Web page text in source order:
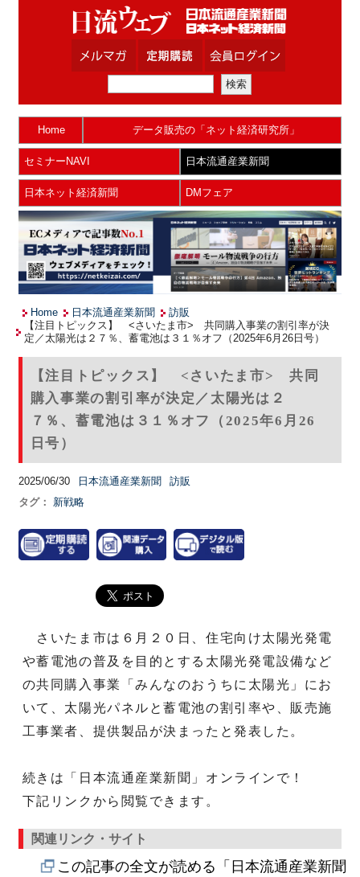
Home データ販売の「ネット経済研究所」
セミナーNAVI 日本流通産業新聞
日本ネット経済新聞 DMフェア
Home 日本流通産業新聞
訪販
【注目トピックス】 <さいたま市> 共同購入事業の割引率が決
定／太陽光は２７％、蓄電池は３１％オフ（2025年6月26日号）
【注目トピックス】 <さいたま市> 共同
購入事業の割引率が決定／太陽光は２
７％、蓄電池は３１％オフ（2025年6月26
日号）
2025/06/30 日本流通産業新聞
訪販
タグ：
新戦略
さいたま市は６月２０日、住宅向け太陽光発電
や蓄電池の普及を目的とする太陽光発電設備など
の共同購入事業「みんなのおうちに太陽光」にお
いて、太陽光パネルと蓄電池の割引率や、販売施
工事業者、提供製品が決まったと発表した。
続きは「日本流通産業新聞」オンラインで！
下記リンクから閲覧できます。
関連リンク・サイト
この記事の全文が読める「日本流通産業新聞